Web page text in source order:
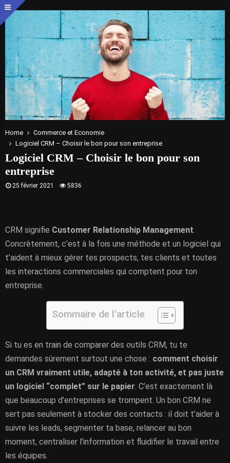
Home
Commerce et Economie
Logiciel CRM – Choisir le bon pour son entreprise
Logiciel CRM – Choisir le bon pour son
entreprise
25 février 2021 5836
CRM signifie Customer Relationship Management.
Concrètement, c’est à la fois une méthode et un logiciel qui
t’aident à mieux gérer tes prospects, tes clients et toutes
les interactions commerciales qui comptent pour ton
entreprise.
Sommaire de l'article
Si tu es en train de comparer des outils CRM, tu te
demandes sûrement surtout une chose : comment choisir
un CRM vraiment utile, adapté à ton activité, et pas juste
un logiciel “complet” sur le papier. C’est exactement là
que beaucoup d’entreprises se trompent. Un bon CRM ne
sert pas seulement à stocker des contacts : il doit t’aider à
suivre les leads, segmenter ta base, relancer au bon
moment, centraliser l’information et fluidifier le travail entre
les équipes.